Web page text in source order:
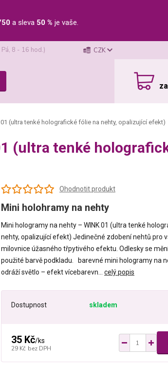
a sleva 50 % je vaše.
CZK
Pá, 8 - 16 hod.)
za
(ultra tenké holografické fólie na nehty, opalizující efekt)
(ultra tenké
Ohodnotit produkt
Mini holohramy na nehty
Mini hologramy na nehty – WINK 01 (ultra tenké
nehty, opalizující efekt) Jedinečné zdobení nehtů pro
milovnice úžasného třpytivého efektu. Odlesky se
použité barvě podkladu. barevné mini hologramy na
odráží světlo – efekt vícebarevn... celý popis
Dostupnost skladem
35 Kč/ks
29 Kč bez DPH